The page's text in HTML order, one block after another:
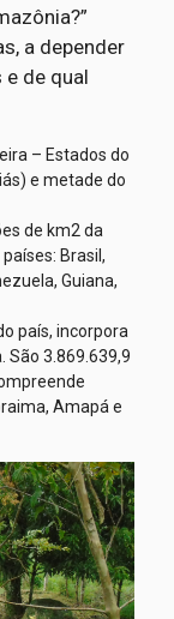
a depender
de qual
– Estados do
e metade do
de km2 da
Brasil,
Guiana,
país, incorpora
São 3.869.639,9
Amapá e